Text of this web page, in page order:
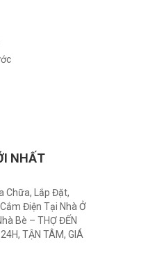
NHẤT
Chữa, Lắp Đặt,
Điện Tại Nhà Ở
Bè – THỢ ĐẾN
TẬN TÂM, GIÁ